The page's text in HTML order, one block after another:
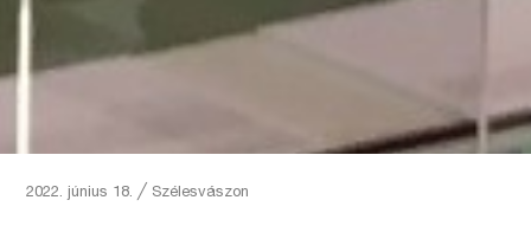
2022. június 18.╱ Szélesvászon